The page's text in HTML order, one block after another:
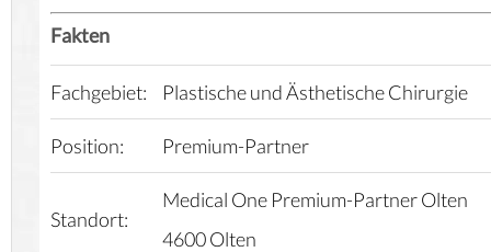
Fakten
Fachgebiet: Plastische und Ästhetische Chirurgie
Position: Premium-Partner
Standort:
Medical One Premium-Partner Olten
4600 Olten